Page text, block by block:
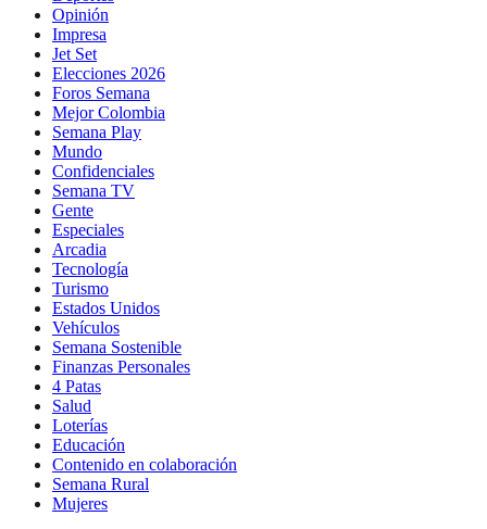
Opinión
Impresa
Jet Set
Elecciones 2026
Foros Semana
Mejor Colombia
Semana Play
Mundo
Confidenciales
Semana TV
Gente
Especiales
Arcadia
Tecnología
Turismo
Estados Unidos
Vehículos
Semana Sostenible
Finanzas Personales
4 Patas
Salud
Loterías
Educación
Contenido en colaboración
Semana Rural
Mujeres